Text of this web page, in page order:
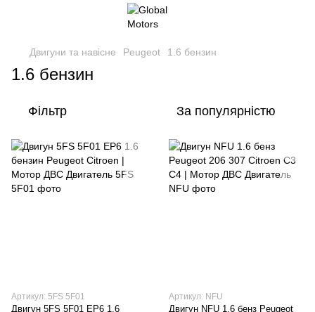
Двигуни та навісне Peugeot 1.6 бензин
1.6 бензин
Фільтр За популярністю
Артикул: 5FS 5F01
Двигун 5FS 5F01 EP6 1.6
Артикул: NFU
Двигун NFU 1.6 бенз Peugeot